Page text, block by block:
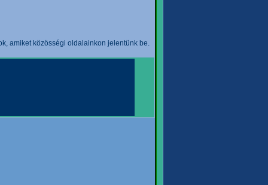
amiket közösségi oldalainkon jelentünk be.